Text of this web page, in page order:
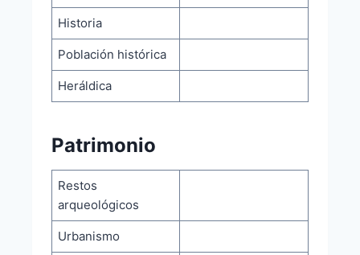
Historia
Población histórica
Heráldica
Patrimonio
Restos
arqueológicos
Urbanismo